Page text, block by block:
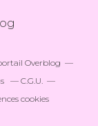
Overblog
C.G.U.
cookies